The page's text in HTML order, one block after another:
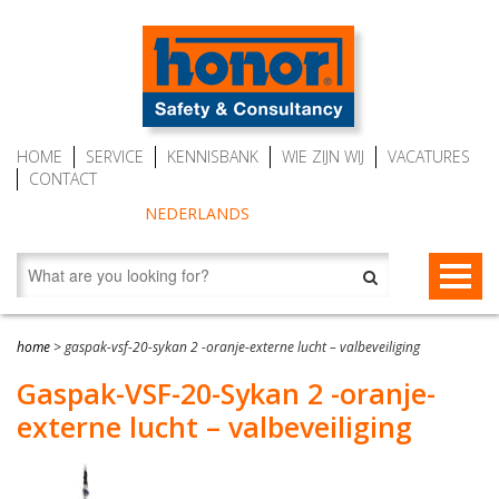
HOME SERVICE KENNISBANK WIE ZIJN WIJ
VACATURES
CONTACT
NEDERLANDS
VALBEVEILIGING
Valstopapparaten
Personenlieren (MRW)
Auto Belay (veilig klimmen)
REDDING EN EVACUATIE
Redding- en evacuatietoestellen
RescueSlide en HangLadder
BESCHERMENDE KLEDING
Gaspakken Tesimax
AUTO BELAY – KLIMWANDTOESTELLEN
home >gaspak-vsf-20-sykan 2 -oranje-externe lucht – valbeveiliging
Gaspak-VSF-20-Sykan 2 -oranje-
externe lucht – valbeveiliging